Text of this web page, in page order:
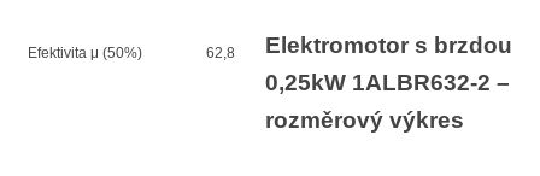
Efektivita μ (50%) 62,8
Elektromotor s brzdou
0,25kW 1ALBR632-2 –
rozměrový výkres